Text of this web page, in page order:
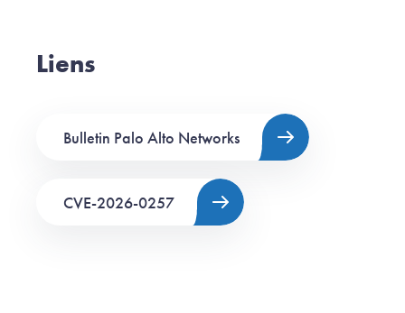
Liens
Bulletin Palo Alto Networks
CVE-2026-0257